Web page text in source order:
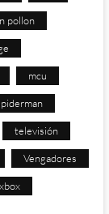
pollon
mcu
televisión
Vengadores
xbox